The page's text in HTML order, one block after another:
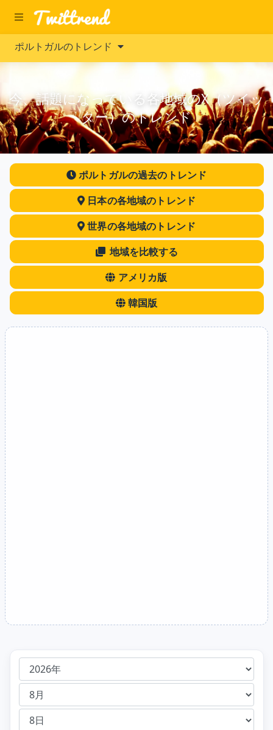
ポルトガルのトレンド
今、話題になっている各地域のX（ツイッ
ター）のトレンド
ポルトガルの過去のトレンド
日本の各地域のトレンド
世界の各地域のトレンド
地域を比較する
アメリカ版
韓国版